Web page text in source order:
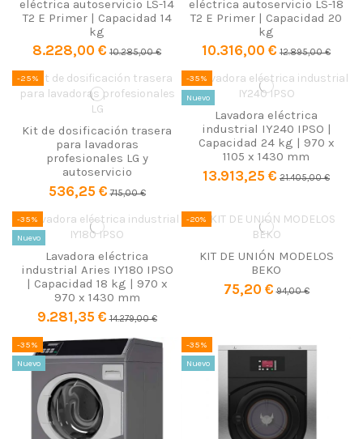
eléctrica autoservicio LS-14
T2 E Primer | Capacidad 14
kg
8.228,00 € 10.285,00 €
eléctrica autoservicio LS-18
T2 E Primer | Capacidad 20
kg
10.316,00 € 12.895,00 €
-25%
Kit de dosificación trasera
para lavadoras
profesionales LG y
autoservicio
536,25 € 715,00 €
-35%
Nuevo
Lavadora eléctrica
industrial IY240 IPSO |
Capacidad 24 kg | 970 x
1105 x 1430 mm
13.913,25 € 21.405,00 €
-35%
Nuevo
Lavadora eléctrica
industrial Aries IY180 IPSO
| Capacidad 18 kg | 970 x
970 x 1430 mm
9.281,35 € 14.279,00 €
-20%
KIT DE UNIÓN MODELOS
BEKO
75,20 € 94,00 €
-35%
Nuevo
-35%
Nuevo